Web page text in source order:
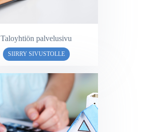
Taloyhtiön palvelusivu
SIIRRY SIVUSTOLLE